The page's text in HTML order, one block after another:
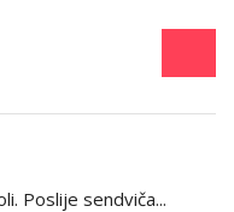
Poslije sendviča...